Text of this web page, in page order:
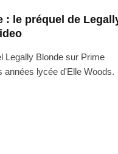
: le préquel de
Legally Blonde sur Prime
années lycée d'Elle Woods.